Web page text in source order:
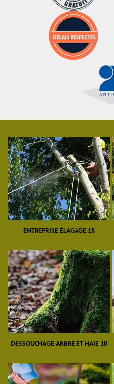
ENTREPRISE ÉLAGAGE 18
DESSOUCHAGE ARBRE ET HAIE 18